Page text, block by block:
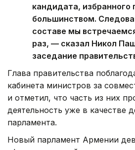
кандидата, избранного
большинством.
составе мы
раз, — сказал Никол
заседание
Глава правительства
кабинета министров за
и отметил, что часть из них
деятельность уже в качестве
парламента.
Новый парламент Армении